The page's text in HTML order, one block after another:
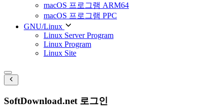
macOS 프로그램 ARM64
macOS 프로그램 PPC
GNU/Linux
Linux Server Program
Linux Program
Linux Site
SoftDownload.net 로그인